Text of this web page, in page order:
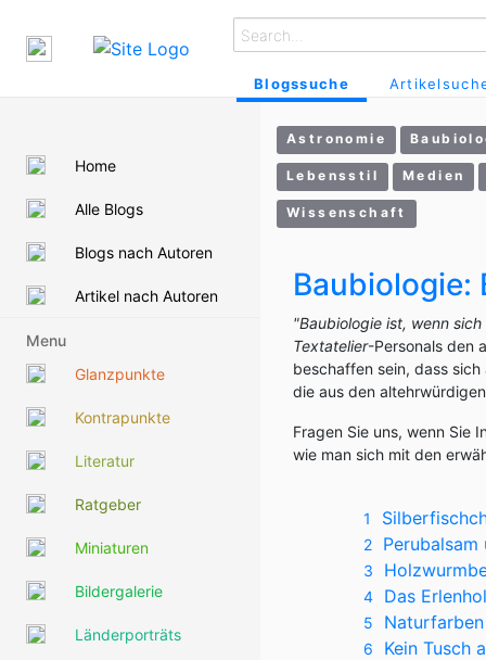
Blogssuche
Home
Alle Blogs
Blogs nach Autoren
Artikel nach Autoren
Menu
Glanzpunkte
Kontrapunkte
Literatur
Ratgeber
Miniaturen
Bildergalerie
Länderporträts
Astronomie
Lebensstil Medien
Wissenschaft
Baubiologie:
"Baubiologie ist, wenn
Textatelier-Personals den
beschaffen sein, dass
die aus den
Fragen Sie uns, wenn Sie
wie man sich mit den
1
2
3
4 Das
5
6 Kein Tusch